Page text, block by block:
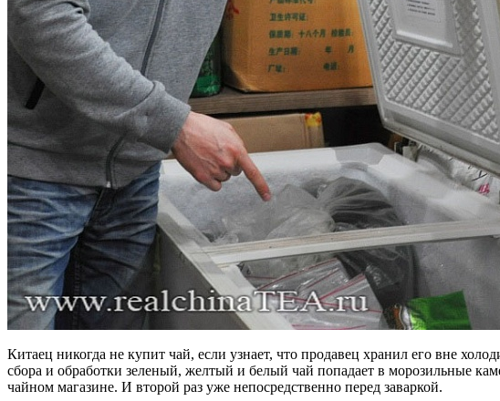
Китаец никогда не купит чай, если узнает, что продавец хранил его вне
сбора и обработки зеленый, желтый и белый чай попадает в морозильные
чайном магазине. И второй раз уже непосредственно перед заваркой.